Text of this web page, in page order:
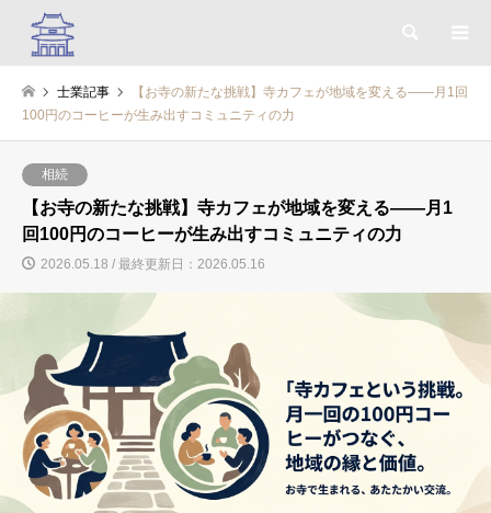
士業記事
【お寺の新たな挑戦】寺カフェが地域を変える――月1回
100円のコーヒーが生み出すコミュニティの力
相続
【お寺の新たな挑戦】寺カフェが地域を変える――月1
回100円のコーヒーが生み出すコミュニティの力
2026.05.18 / 最終更新日：2026.05.16